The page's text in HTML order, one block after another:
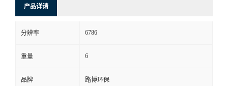
系
产品详请
分辨率 6786
重量 6
品牌 路博环保